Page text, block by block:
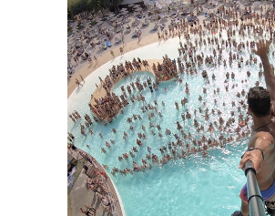
SPETTACOLI
PISCINA